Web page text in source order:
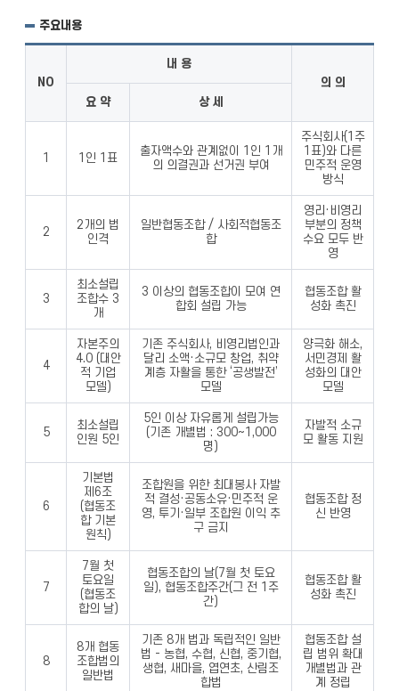
주요내용
NO
내 용
의 의
요 약
상 세
1 1인 1표
출자액수와 관계없이 1인 1개
의 의결권과 선거권 부여
주식회사(1주
1표)와 다른
민주적 운영
방식
2
2개의 법
인격
일반협동조합 / 사회적협동조
합
영리·비영리
부분의 정책
수요 모두 반
영
3
최소설립
조합수 3
개
3 이상의 협동조합이 모여 연
합회 설립 가능
협동조합 활
성화 촉진
4
자본주의
4.0 (대안
적 기업
모델)
기존 주식회사, 비영리법인과
달리 소액·소규모 창업, 취약
계층 자활을 통한 ‘공생발전’
모델
양극화 해소,
서민경제 활
성화의 대안
모델
5
최소설립
인원 5인
5인 이상 자유롭게 설립가능
(기존 개별법 : 300~1,000
명)
자발적 소규
모 활동 지원
6
기본법
제6조
(협동조
합 기본
원칙)
조합원을 위한 최대봉사 자발
적 결성·공동소유·민주적 운
영, 투기·일부 조합원 이익 추
구 금지
협동조합 정
신 반영
7
7월 첫
토요일
(협동조
합의 날)
협동조합의 날(7월 첫 토요
일), 협동조합주간(그 전 1주
간)
협동조합 활
성화 촉진
8
8개 협동
조합법의
일반법
기존 8개 법과 독립적인 일반
법 - 농협, 수협, 신협, 중기협,
생협, 새마을, 엽연초, 산림조
합법
협동조합 설
립 범위 확대
개별법과 관
계 정립